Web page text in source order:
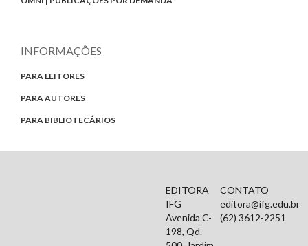
INFORMAÇÕES
PARA LEITORES
PARA AUTORES
PARA BIBLIOTECÁRIOS
EDITORA
IFG
Avenida C-
198, Qd.
CONTATO
editora@ifg.edu.br
(62) 3612-2251